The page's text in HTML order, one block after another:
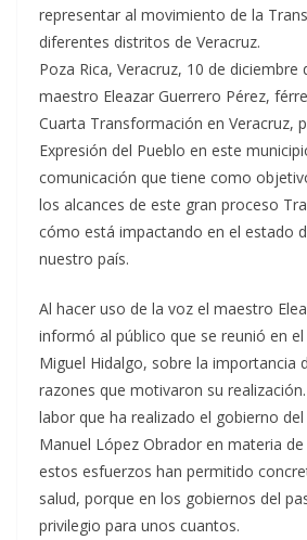
representar al movimiento de la
diferentes distritos de Veracruz.
Poza Rica, Veracruz, 10 de diciembre
maestro Eleazar Guerrero Pérez,
Cuarta Transformación en Veracruz,
Expresión del Pueblo en este
comunicación que tiene como
los alcances de este gran proceso
cómo está impactando en el estado
nuestro país.
Al hacer uso de la voz el maestro
informó al público que se reunió en
Miguel Hidalgo, sobre la importancia
razones que motivaron su
labor que ha realizado el gobierno
Manuel López Obrador en materia
estos esfuerzos han permitido
salud, porque en los gobiernos del
privilegio para unos cuantos.